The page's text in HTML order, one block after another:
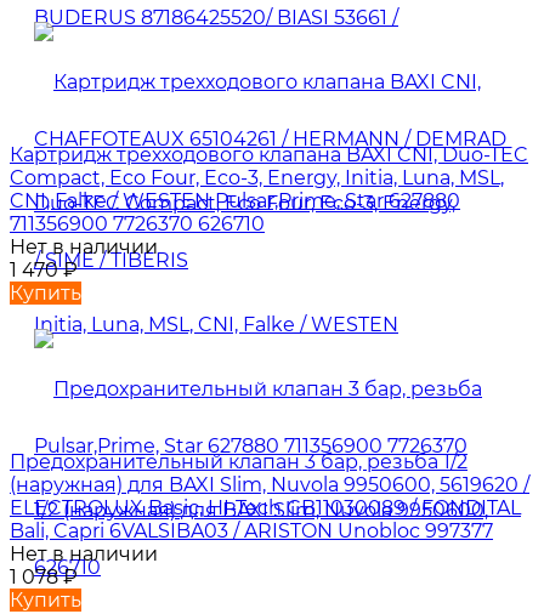
Картридж трехходового клапана BAXI CNI, Duo-TEC
Compact, Eco Four, Eco-3, Energy, Initia, Luna, MSL,
CNI, Falke / WESTEN Pulsar,Prime, Star 627880
711356900 7726370 626710
Нет в наличии
1 470₽
Купить
Предохранительный клапан 3 бар, резьба 1/2
(наружная) для BAXI Slim, Nuvola 9950600, 5619620 /
ELECTROLUX Basic, HI-Tech CB11030089 / FONDITAL
Bali, Capri 6VALSIBA03 / ARISTON Unobloc 997377
Нет в наличии
1 078₽
Купить